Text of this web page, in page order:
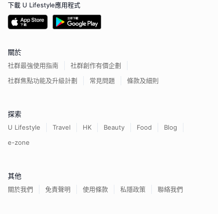
下載 U Lifestyle應用程式
關於
社群最強使用指南
社群創作有價企劃
社群焦點功能及升級計劃
常見問題 條款及細則
探索
U Lifestyle Travel HK Beauty Food
Blog
e-zone
其他
關於我們 免責聲明 使用條款 私隱政策 聯絡我們